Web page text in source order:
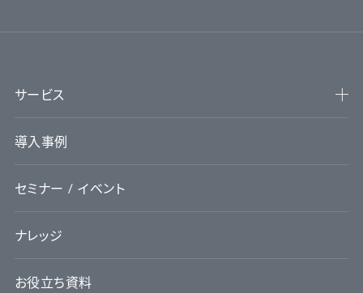
サービス
導入事例
セミナー / イベント
ナレッジ
お役立ち資料